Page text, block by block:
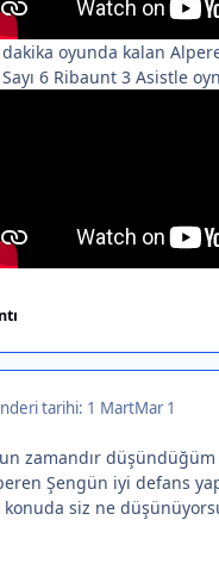
oyunda kalan
6 Ribaunt 3 Asistle
tarihi: 1 MartMar 1
zamandır
Şengün iyi defans
konuda siz ne